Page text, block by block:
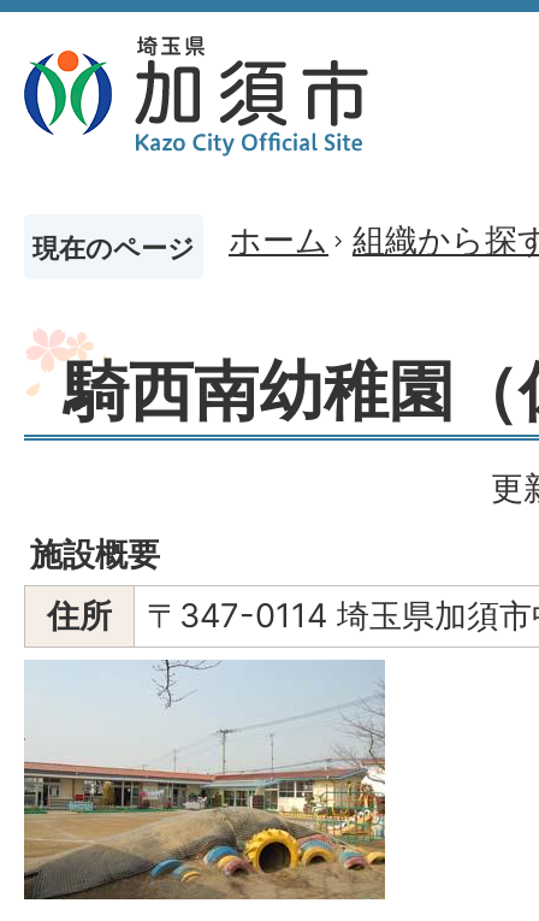
現在のページ ホーム 組織から探
騎西南幼稚園（
更
施設概要
住所
〒347-0114 埼玉県加須